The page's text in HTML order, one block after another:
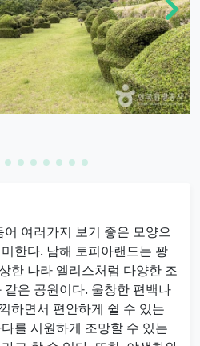
여러가지 보기 좋은 모양으
한다. 남해 토피아랜드는 꽝
한 나라 엘리스처럼 다양한 조
은 공원이다. 울창한 편백나
하면서 편안하게 쉴 수 있는
를 시원하게 조망할 수 있는